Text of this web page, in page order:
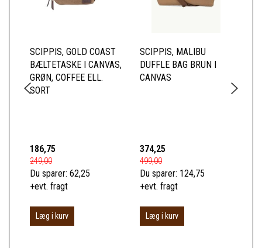
SCIPPIS, GOLD COAST
BÆLTETASKE I CANVAS,
GRØN, COFFEE ELL.
SORT
186,75
249,00
Du sparer: 62,25
+evt. fragt
Læg i kurv
SCIPPIS, MALIBU
DUFFLE BAG BRUN I
CANVAS
374,25
499,00
Du sparer: 124,75
+evt. fragt
Læg i kurv